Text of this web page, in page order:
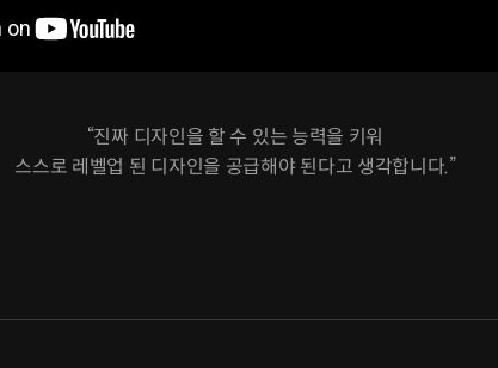
“진짜 디자인을 할 수 있는 능력을 키워
스스로 레벨업 된 디자인을 공급해야 된다고 생각합니다.”